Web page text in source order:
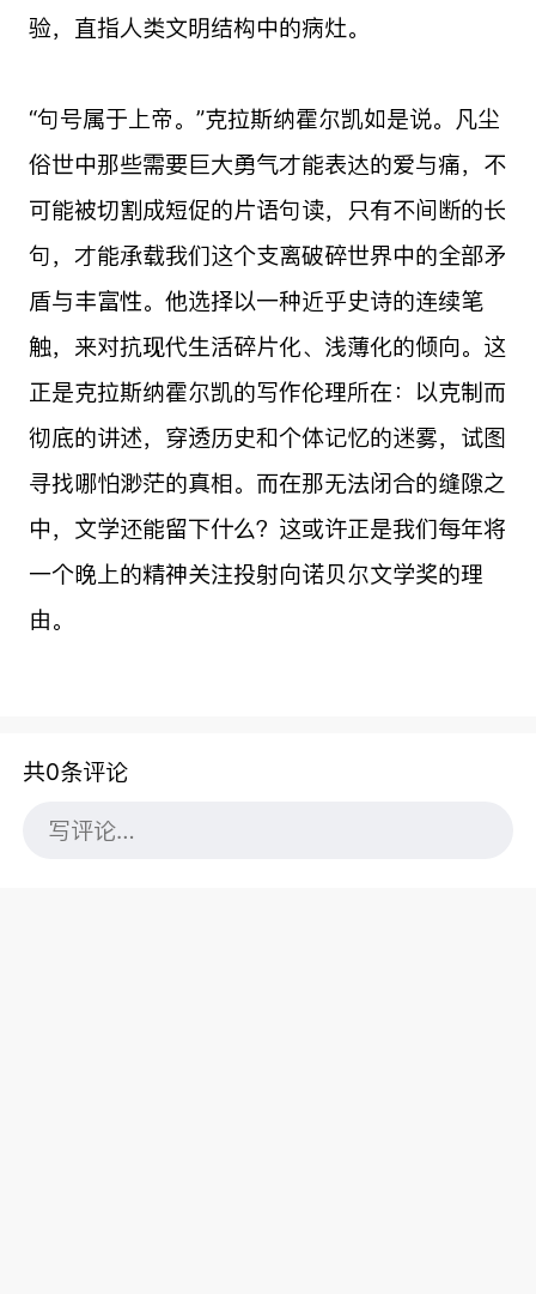
验，直指人类文明结构中的病灶。
“句号属于上帝。”克拉斯纳霍尔凯如是说。凡尘
俗世中那些需要巨大勇气才能表达的爱与痛，不
可能被切割成短促的片语句读，只有不间断的长
句，才能承载我们这个支离破碎世界中的全部矛
盾与丰富性。他选择以一种近乎史诗的连续笔
触，来对抗现代生活碎片化、浅薄化的倾向。这
正是克拉斯纳霍尔凯的写作伦理所在：以克制而
彻底的讲述，穿透历史和个体记忆的迷雾，试图
寻找哪怕渺茫的真相。而在那无法闭合的缝隙之
中，文学还能留下什么？这或许正是我们每年将
一个晚上的精神关注投射向诺贝尔文学奖的理
由。
共0条评论